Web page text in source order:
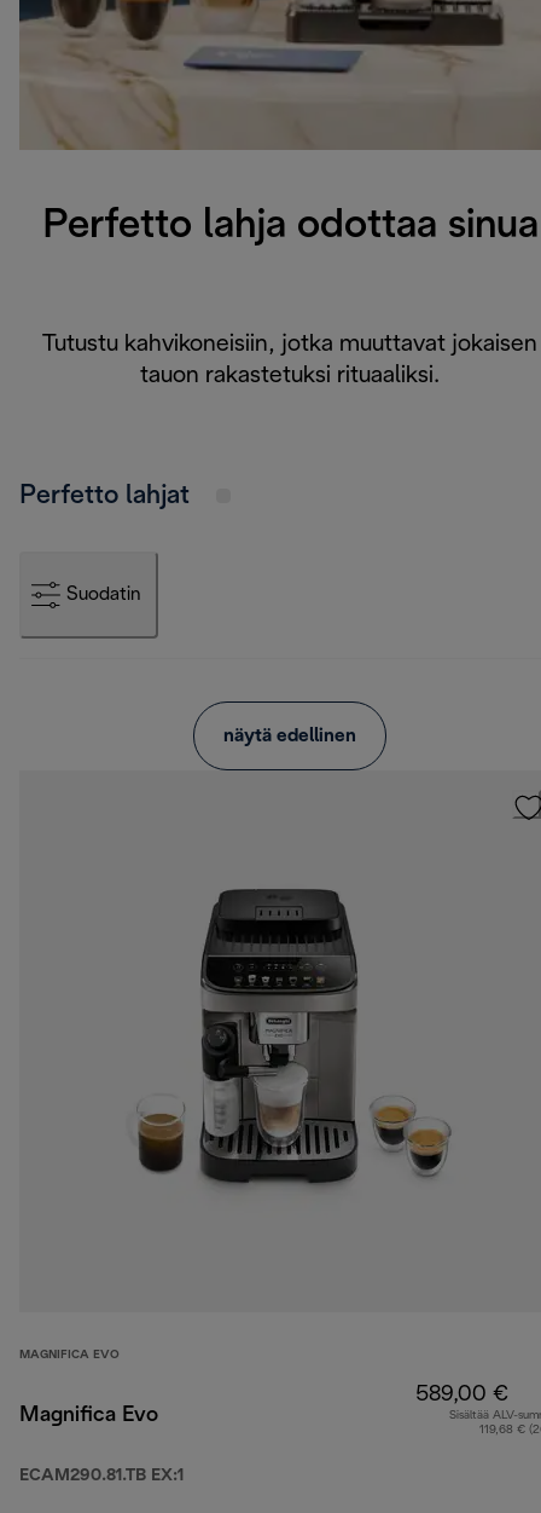
Perfetto lahja odottaa sinua
Tutustu kahvikoneisiin, jotka muuttavat jokaisen
tauon rakastetuksi rituaaliksi.
Perfetto lahjat
Suodatin
näytä edellinen
MAGNIFICA EVO
Magnifica Evo
ECAM290.81.TB EX:1
589,00 €
Sisältää ALV-
119,68 €